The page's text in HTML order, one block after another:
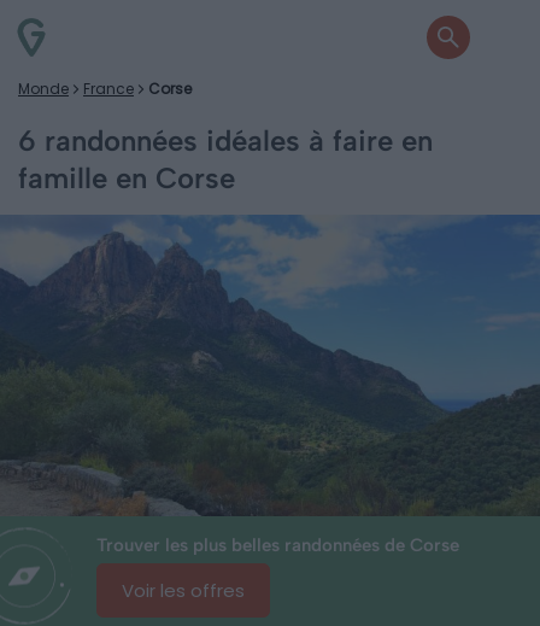
Monde France Corse
6 randonnées idéales à faire en
famille en Corse
Trouver les plus belles randonnées de Corse
Voir les offres